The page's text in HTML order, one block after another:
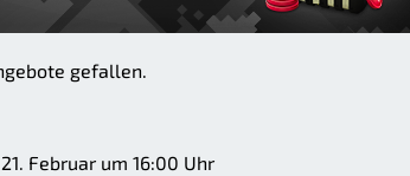
gefallen.
Februar um 16:00 Uhr